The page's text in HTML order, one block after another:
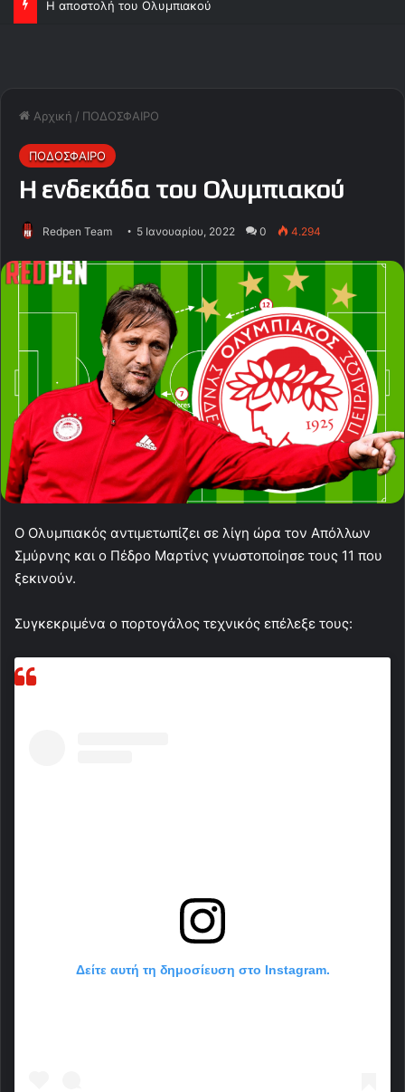
Η αποστολή του Ολυμπιακού
Αρχική / ΠΟΔΟΣΦΑΙΡΟ
ΠΟΔΟΣΦΑΙΡΟ
Η ενδεκάδα του Ολυμπιακού
Redpen Team 5 Ιανουαρίου, 2022 0 4.294
Ο Ολυμπιακός αντιμετωπίζει σε λίγη ώρα τον Απόλλων
Σμύρνης και ο Πέδρο Μαρτίνς γνωστοποίησε τους 11 που
ξεκινούν.
Συγκεκριμένα ο πορτογάλος τεχνικός επέλεξε τους:
Δείτε αυτή τη δημοσίευση στο Instagram.